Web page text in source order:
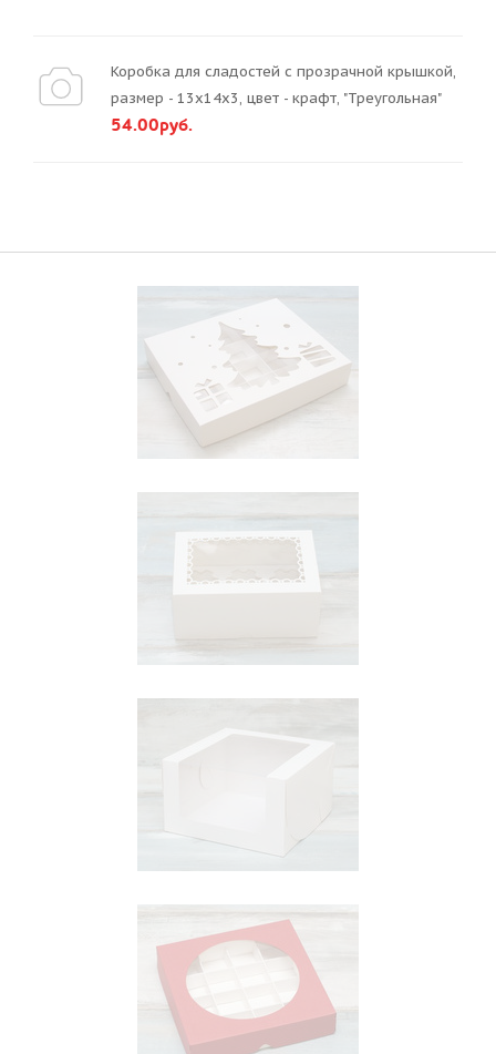
Коробка для сладостей с прозрачной крышкой,
размер - 13х14х3, цвет - крафт, "Треугольная"
54.00руб.